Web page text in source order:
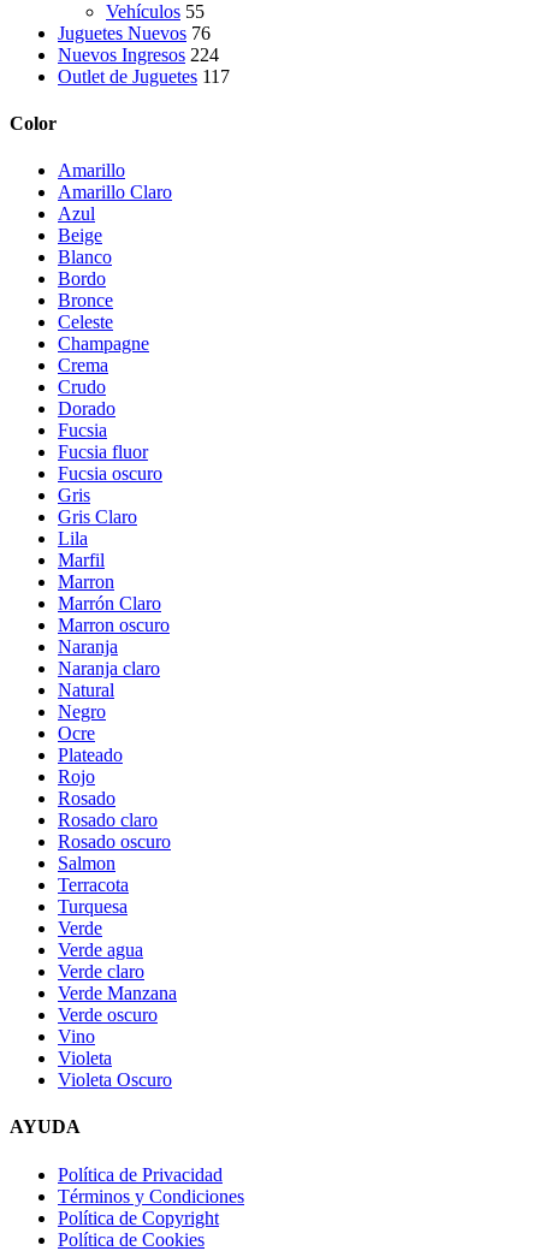
Vehículos 55
Juguetes Nuevos 76
Nuevos Ingresos 224
Outlet de Juguetes 117
Color
Amarillo
Amarillo Claro
Azul
Beige
Blanco
Bordo
Bronce
Celeste
Champagne
Crema
Crudo
Dorado
Fucsia
Fucsia fluor
Fucsia oscuro
Gris
Gris Claro
Lila
Marfil
Marron
Marrón Claro
Marron oscuro
Naranja
Naranja claro
Natural
Negro
Ocre
Plateado
Rojo
Rosado
Rosado claro
Rosado oscuro
Salmon
Terracota
Turquesa
Verde
Verde agua
Verde claro
Verde Manzana
Verde oscuro
Vino
Violeta
Violeta Oscuro
AYUDA
Política de Privacidad
Términos y Condiciones
Política de Copyright
Política de Cookies